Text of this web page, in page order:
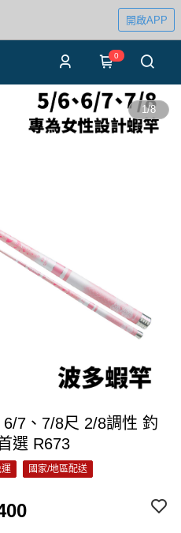
開啟APP
0
1/8
尺 2/8調性 釣
蝦 蝦竿 泰國蝦竿 入門首選 R673
國家/地區配送